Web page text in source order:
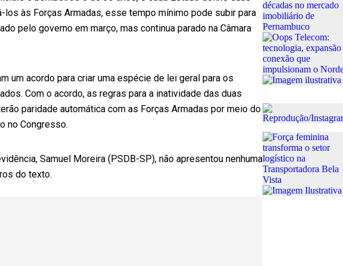
às Forças Armadas, esse tempo mínimo pode subir para
pelo governo em março, mas continua parado na Câmara
um acordo para criar uma espécie de lei geral para os
Com o acordo, as regras para a inatividade das duas
paridade automática com as Forças Armadas por meio do
no Congresso.
Samuel Moreira (PSDB-SP), não apresentou nenhuma
do texto.